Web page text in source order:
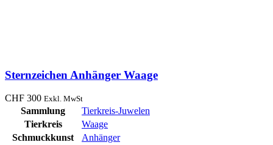
Sternzeichen Anhänger Waage
CHF 300 Exkl. MwSt
Sammlung
Tierkreis-Juwelen
Tierkreis
Waage
Schmuckkunst
Anhänger